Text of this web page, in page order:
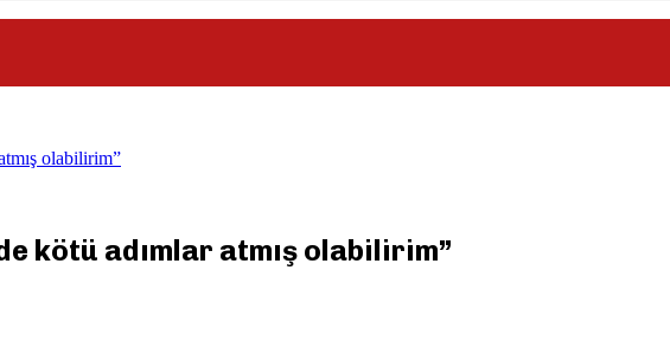
olabilirim”
kötü adımlar atmış olabilirim”